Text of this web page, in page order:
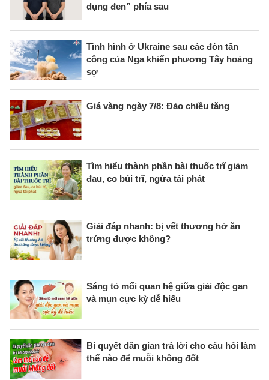
dụng đen” phía sau
Tình hình ở Ukraine sau các đòn tấn
công của Nga khiến phương Tây hoảng
sợ
Giá vàng ngày 7/8: Đảo chiều tăng
Tìm hiểu thành phần bài thuốc trĩ giảm
đau, co búi trĩ, ngừa tái phát
Giải đáp nhanh: bị vết thương hở ăn
trứng được không?
Sáng tỏ mối quan hệ giữa giải độc gan
và mụn cực kỳ dễ hiểu
Bí quyết dân gian trả lời cho câu hỏi làm
thế nào để muỗi không đốt